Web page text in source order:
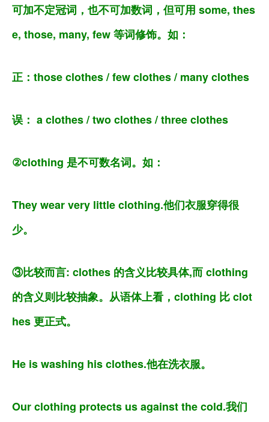
可加不定冠词，也不可加数词，但可用 some, thes
e, those, many, few 等词修饰。如：
正：those clothes / few clothes / many clothes
误： a clothes / two clothes / three clothes
②clothing 是不可数名词。如：
They wear very little clothing.他们衣服穿得很
少。
③比较而言: clothes 的含义比较具体,而 clothing
的含义则比较抽象。从语体上看，clothing 比 clot
hes 更正式。
He is washing his clothes.他在洗衣服。
Our clothing protects us against the cold.我们